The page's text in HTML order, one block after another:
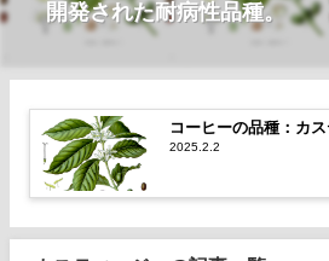
開発された耐病性品種。
コーヒーの品種：カ
2025.2.2